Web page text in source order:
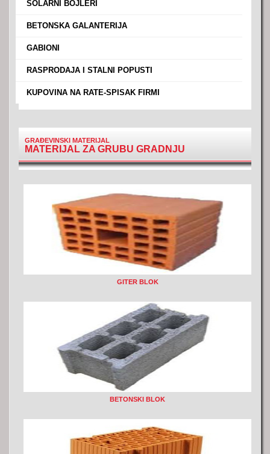
SOLARNI BOJLERI
BETONSKA GALANTERIJA
GABIONI
RASPRODAJA I STALNI POPUSTI
KUPOVINA NA RATE-SPISAK FIRMI
GRAĐEVINSKI MATERIJAL
MATERIJAL ZA GRUBU GRADNJU
GITER BLOK
BETONSKI BLOK